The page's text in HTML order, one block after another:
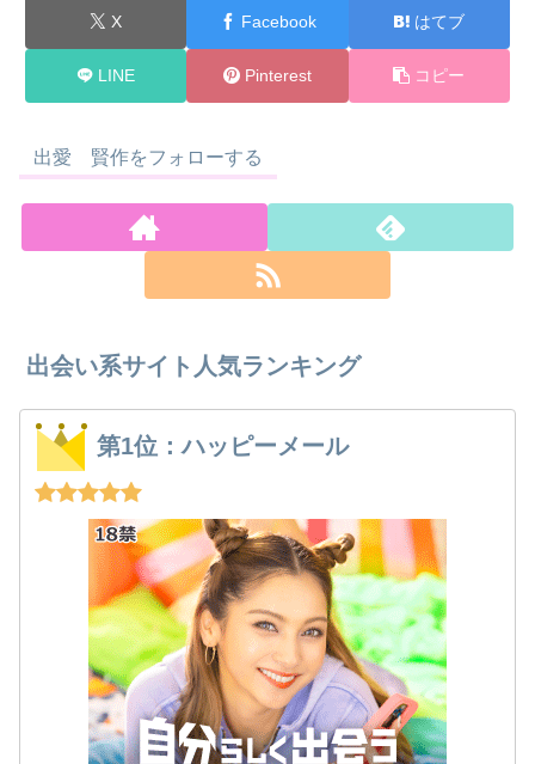
X Facebook はてブ
LINE Pinterest コピー
出愛 賢作をフォローする
出会い系サイト人気ランキング
第1位：ハッピーメール